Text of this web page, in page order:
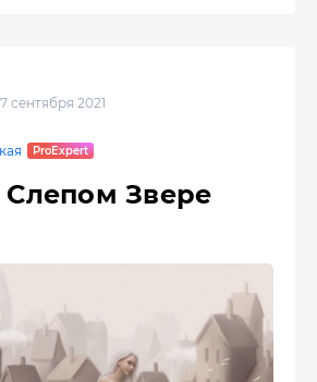
7 сентября 2021
Слепом Звере